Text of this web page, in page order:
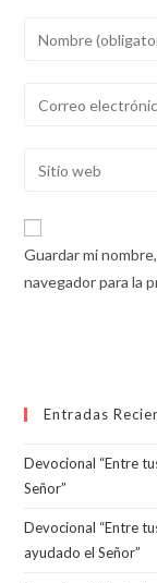
de
para
comentar
de
electrónico
para
comentar
URL
de
Guardar mi
navegador para la
Entradas
Devocional “Entre
Señor”
Devocional “Entre
ayudado el Señor”